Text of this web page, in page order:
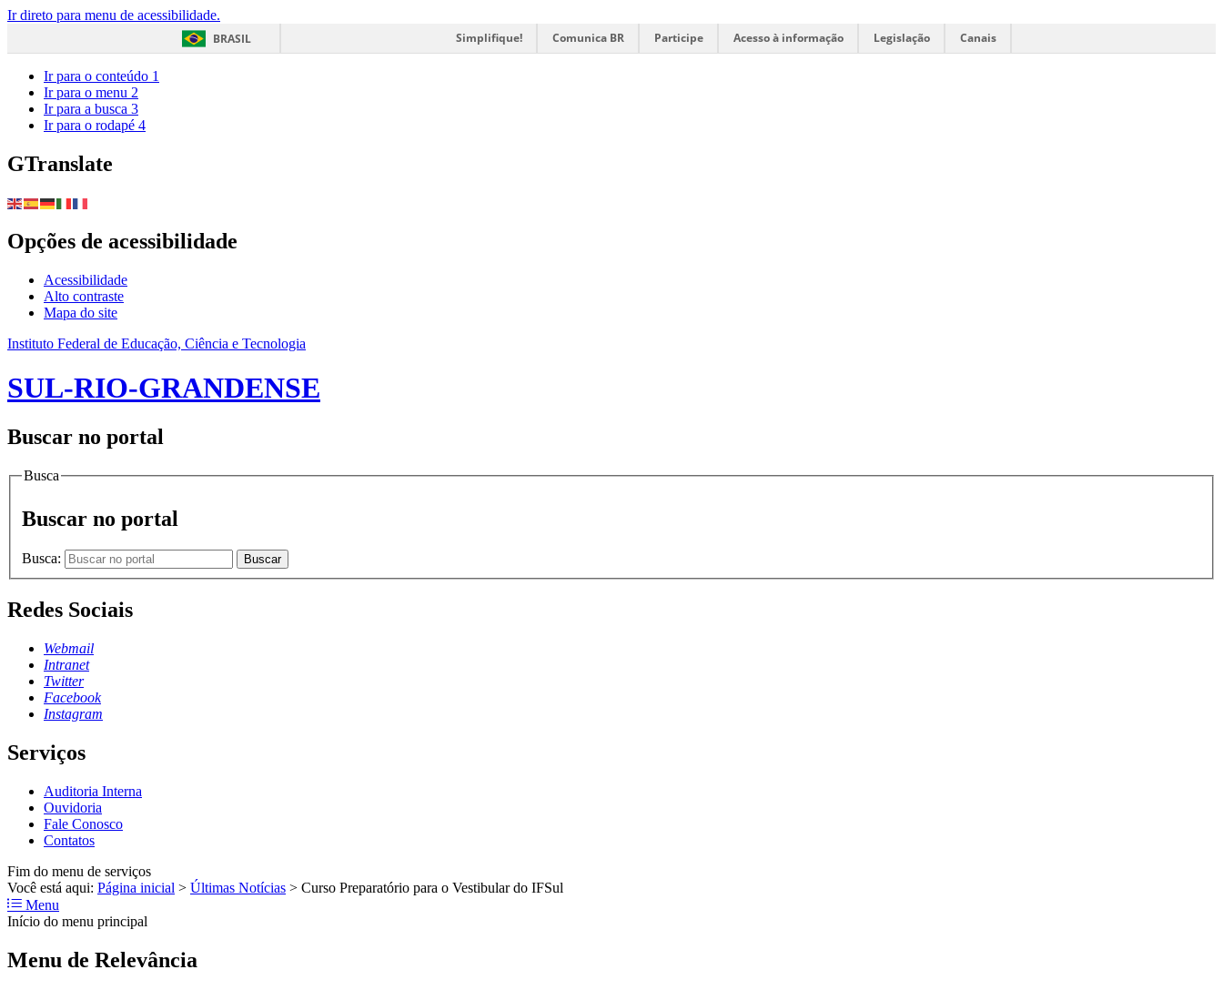
Ir direto para menu de acessibilidade.
BRASIL
Simplifique! Comunica BR Participe Acesso à informação Legislação Canais
Ir para o conteúdo 1
Ir para o menu 2
Ir para a busca 3
Ir para o rodapé 4
GTranslate
Opções de acessibilidade
Acessibilidade
Alto contraste
Mapa do site
Instituto Federal de Educação, Ciência e Tecnologia
SUL-RIO-GRANDENSE
Buscar no portal
Busca
Buscar no portal
Busca: Buscar
Redes Sociais
Webmail
Intranet
Twitter
Facebook
Instagram
Serviços
Auditoria Interna
Ouvidoria
Fale Conosco
Contatos
Fim do menu de serviços
Você está aqui: Página inicial > Últimas Notícias > Curso Preparatório para o Vestibular do IFSul
Menu
Início do menu principal
Menu de Relevância